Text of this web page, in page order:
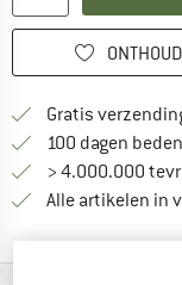
Gratis
100 dagen
> 4.000.000
Alle artikelen in